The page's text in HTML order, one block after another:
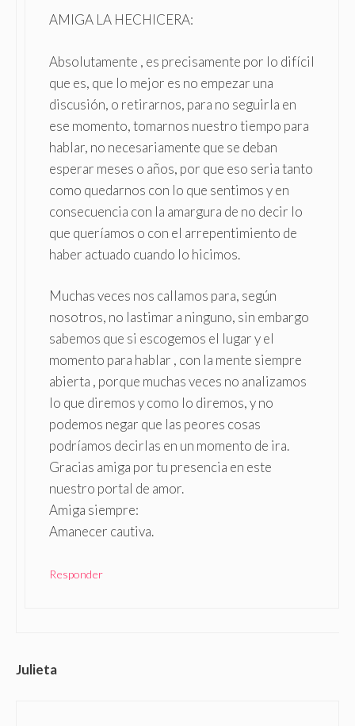
AMIGA LA HECHICERA:
Absolutamente , es precisamente por lo difícil
que es, que lo mejor es no empezar una
discusión, o retirarnos, para no seguirla en
ese momento, tomarnos nuestro tiempo para
hablar, no necesariamente que se deban
esperar meses o años, por que eso seria tanto
como quedarnos con lo que sentimos y en
consecuencia con la amargura de no decir lo
que queríamos o con el arrepentimiento de
haber actuado cuando lo hicimos.
Muchas veces nos callamos para, según
nosotros, no lastimar a ninguno, sin embargo
sabemos que si escogemos el lugar y el
momento para hablar , con la mente siempre
abierta , porque muchas veces no analizamos
lo que diremos y como lo diremos, y no
podemos negar que las peores cosas
podríamos decirlas en un momento de ira.
Gracias amiga por tu presencia en este
nuestro portal de amor.
Amiga siempre:
Amanecer cautiva.
Responder
Julieta